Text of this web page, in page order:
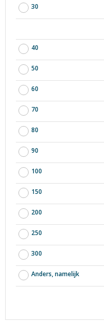
30
40
50
60
70
80
90
100
150
200
250
300
Anders, namelijk